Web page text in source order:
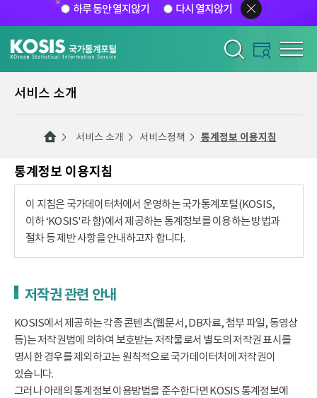
하루 동안 열지않기 다시 열지않기
서비스 소개
서비스 소개 서비스정책 통계정보 이용지침
통계정보 이용지침
이 지침은 국가데이터처에서 운영하는 국가통계포털(KOSIS,
이하 ‘KOSIS'라 함)에서 제공하는 통계정보를 이용하는 방법과
절차 등 제반 사항을 안내하고자 합니다.
저작권 관련 안내
KOSIS에서 제공하는 각종 콘텐츠(웹문서, DB자료, 첨부 파일, 동영상
등)는 저작권법에 의하여 보호받는 저작물로서 별도의 저작권 표시를
명시한 경우를 제외하고는 원칙적으로 국가데이터처에 저작권이
있습니다.
그러나 아래의 통계정보 이용방법을 준수한다면 KOSIS 통계정보에